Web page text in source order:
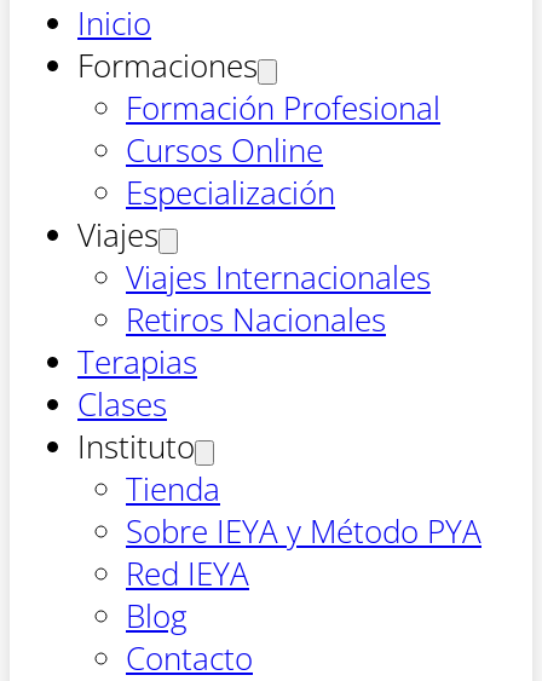
Inicio
Formaciones
Formación Profesional
Cursos Online
Especialización
Viajes
Viajes Internacionales
Retiros Nacionales
Terapias
Clases
Instituto
Tienda
Sobre IEYA y Método PYA
Red IEYA
Blog
Contacto